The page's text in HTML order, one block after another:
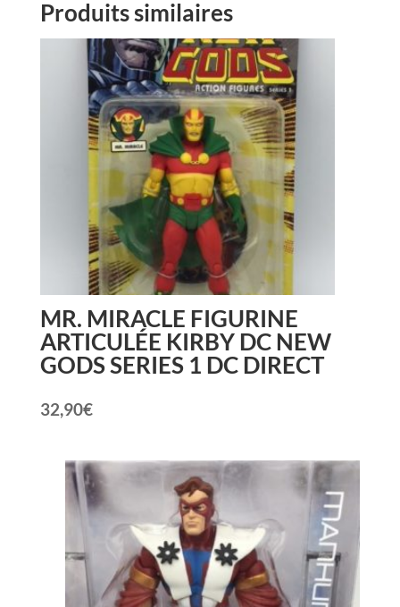
Produits similaires
MR. MIRACLE FIGURINE
ARTICULÉE KIRBY DC NEW
GODS SERIES 1 DC DIRECT
32,90€